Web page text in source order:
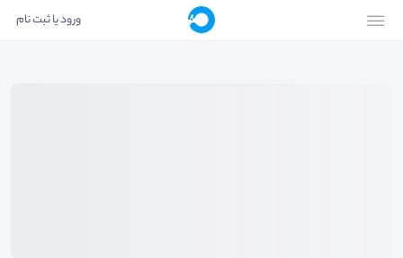
ورود یا ثبت نام